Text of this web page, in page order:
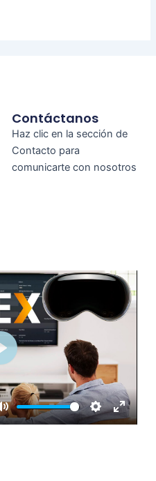
Contáctanos
Haz clic en la sección de
Contacto para
comunicarte con nosotros
Mute Settings
Enter
Play